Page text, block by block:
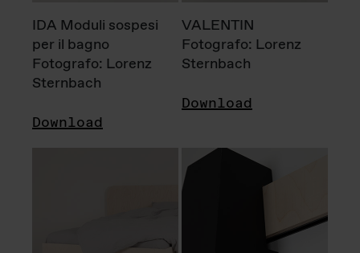
IDA Moduli sospesi
per il bagno
Fotografo: Lorenz
Sternbach
Download
VALENTIN
Fotografo: Lorenz
Sternbach
Download